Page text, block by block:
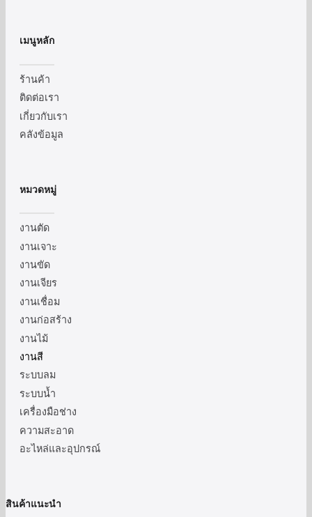
เมนูหลัก
ร้านค้า
ติดต่อเรา
เกี่ยวกับเรา
คลังข้อมูล
หมวดหมู่
งานตัด
งานเจาะ
งานขัด
งานเจียร
งานเชื่อม
งานก่อสร้าง
งานไม้
งานสี
ระบบลม
ระบบน้ำ
เครื่องมือช่าง
ความสะอาด
อะไหล่และอุปกรณ์
สินค้าแนะนำ